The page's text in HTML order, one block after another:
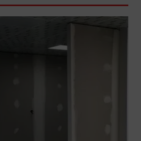
GRATUITA